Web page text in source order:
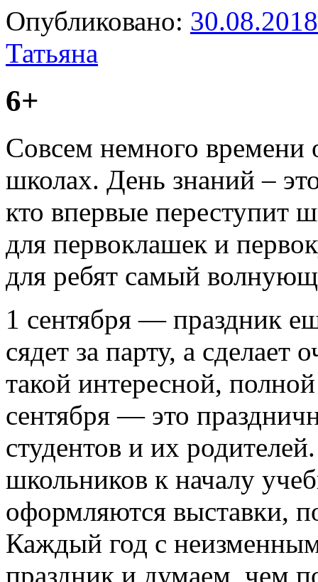
Опубликовано: 30.08.2018
Татьяна
6+
Совсем немного времени
школах. День знаний –
кто впервые переступит
для первоклашек и
для ребят самый
1 сентября — праздник
сядет за парту, а
такой интересной,
сентября — это
студентов и их
школьников к началу
оформляются выставки,
Каждый год с
праздник и думаем, чем